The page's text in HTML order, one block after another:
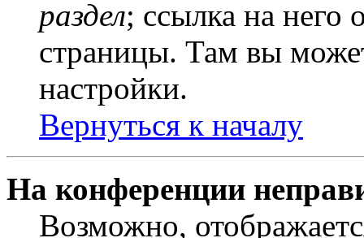
раздел; ссылка на него
страницы. Там вы
настройки.
Вернуться к началу
На конференции
Возможно,